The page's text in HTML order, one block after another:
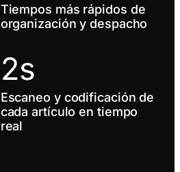
Tiempos más rápidos de
organización y despacho
2s
Escaneo y codificación de
cada artículo en tiempo
real